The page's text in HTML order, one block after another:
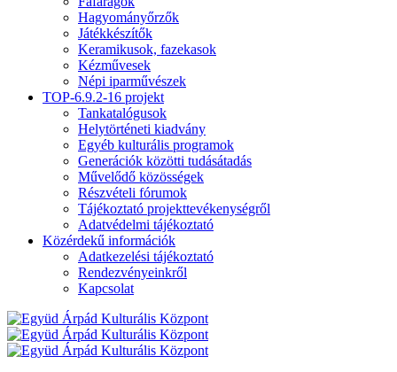
Hagyományőrzők
Játékkészítők
Keramikusok, fazekasok
Kézművesek
Népi iparművészek
TOP-6.9.2-16 projekt
Tankatalógusok
Helytörténeti kiadvány
Egyéb kulturális programok
Generációk közötti tudásátadás
Művelődő közösségek
Részvételi fórumok
Tájékoztató projekttevékenységről
Adatvédelmi tájékoztató
Közérdekű információk
Adatkezelési tájékoztató
Rendezvényeinkről
Kapcsolat